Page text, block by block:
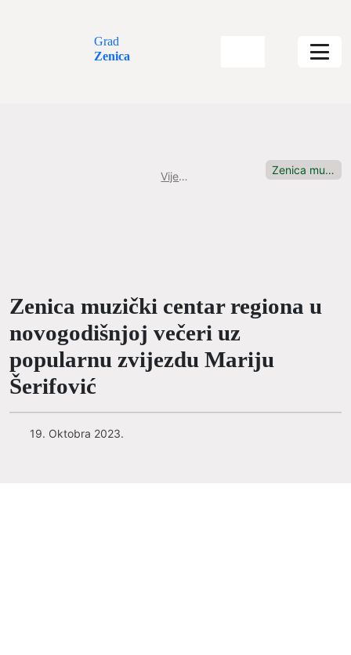
Grad
Zenica
Vijesti Zenica muzički centar regiona u...
Zenica muzički centar regiona u
novogodišnjoj večeri uz
popularnu zvijezdu Mariju
Šerifović
19. Oktobra 2023.